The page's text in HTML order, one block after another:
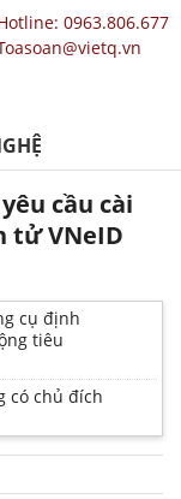
0963.806.677
cầu cài
tử VNeID
cụ định
tiêu
có chủ đích